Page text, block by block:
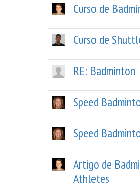
Curso de
Curso de
RE: Badminton
Speed
Speed
Artigo de
Athletes